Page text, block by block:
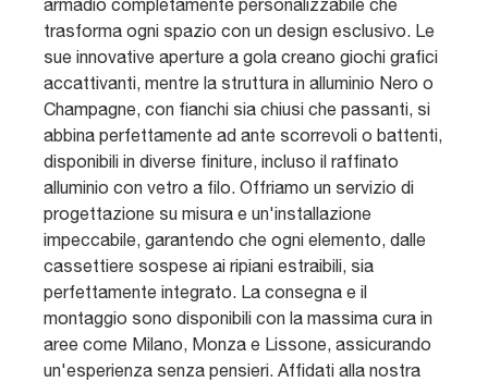
armadio completamente personalizzabile che
trasforma ogni spazio con un design esclusivo. Le
sue innovative aperture a gola creano giochi grafici
accattivanti, mentre la struttura in alluminio Nero o
Champagne, con fianchi sia chiusi che passanti, si
abbina perfettamente ad ante scorrevoli o battenti,
disponibili in diverse finiture, incluso il raffinato
alluminio con vetro a filo. Offriamo un servizio di
progettazione su misura e un'installazione
impeccabile, garantendo che ogni elemento, dalle
cassettiere sospese ai ripiani estraibili, sia
perfettamente integrato. La consegna e il
montaggio sono disponibili con la massima cura in
aree come Milano, Monza e Lissone, assicurando
un'esperienza senza pensieri. Affidati alla nostra